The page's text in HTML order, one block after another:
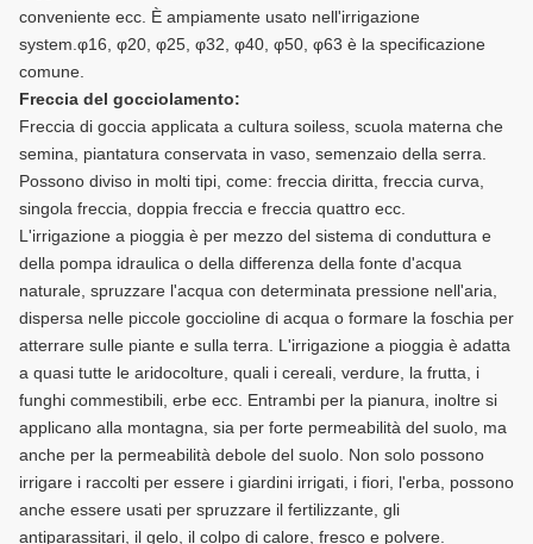
conveniente ecc. È ampiamente usato nell'irrigazione
system.φ16, φ20, φ25, φ32, φ40, φ50, φ63 è la specificazione
comune.
Freccia del gocciolamento:
Freccia di goccia applicata a cultura soiless, scuola materna che
semina, piantatura conservata in vaso, semenzaio della serra.
Possono diviso in molti tipi, come: freccia diritta, freccia curva,
singola freccia, doppia freccia e freccia quattro ecc.
L'irrigazione a pioggia è per mezzo del sistema di conduttura e
della pompa idraulica o della differenza della fonte d'acqua
naturale, spruzzare l'acqua con determinata pressione nell'aria,
dispersa nelle piccole goccioline di acqua o formare la foschia per
atterrare sulle piante e sulla terra. L'irrigazione a pioggia è adatta
a quasi tutte le aridocolture, quali i cereali, verdure, la frutta, i
funghi commestibili, erbe ecc. Entrambi per la pianura, inoltre si
applicano alla montagna, sia per forte permeabilità del suolo, ma
anche per la permeabilità debole del suolo. Non solo possono
irrigare i raccolti per essere i giardini irrigati, i fiori, l'erba, possono
anche essere usati per spruzzare il fertilizzante, gli
antiparassitari, il gelo, il colpo di calore, fresco e polvere.